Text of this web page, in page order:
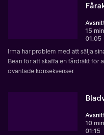
15 min
01:05
Irma har problem med att sälja
Bean för att skaffa en fårdräkt för
oväntade konsekvenser.
10 min
01:15